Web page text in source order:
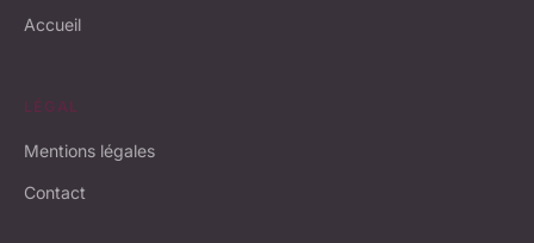
Accueil
LÉGAL
Mentions légales
Contact